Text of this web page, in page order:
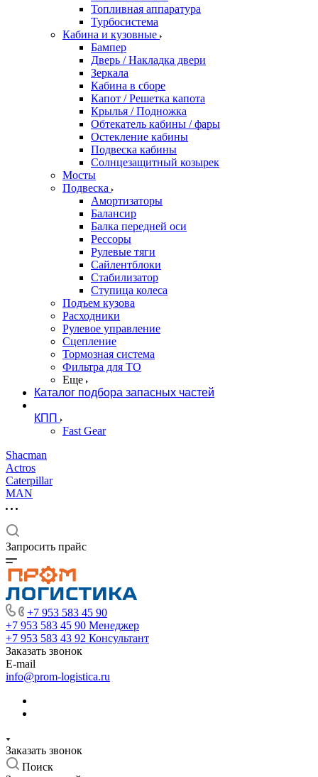
Топливная аппаратура
Турбосистема
Кабина и кузовные
Бампер
Дверь / Накладка двери
Зеркала
Кабина в сборе
Капот / Решетка капота
Крылья / Подножка
Обтекатель кабины / фары
Остекление кабины
Подвеска кабины
Солнцезащитный козырек
Мосты
Подвеска
Амортизаторы
Балансир
Балка передней оси
Рессоры
Рулевые тяги
Сайлентблоки
Стабилизатор
Ступица колеса
Подъем кузова
Расходники
Рулевое управление
Сцепление
Тормозная система
Фильтра для ТО
Еще
Каталог подбора запасных частей
КПП
Fast Gear
Shacman
Actros
Caterpillar
MAN
Запросить прайс
+7 953 583 45 90
+7 953 583 45 90 Менеджер
+7 953 583 43 92 Консультант
Заказать звонок
E-mail
info@prom-logistica.ru
Заказать звонок
Поиск